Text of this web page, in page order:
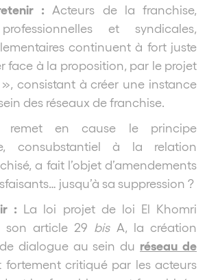
: Acteurs de la franchise,
et syndicales,
continuent à fort juste
face à la proposition, par le projet
consistant à créer une instance
des réseaux de franchise.
remet en cause le principe
consubstantiel à la relation
a fait l’objet d’amendements
jusqu’à sa suppression ?
: La loi projet de loi El Khomri
son article 29 bisA, la création
dialogue au sein du réseau de
fortement critiqué par les acteurs